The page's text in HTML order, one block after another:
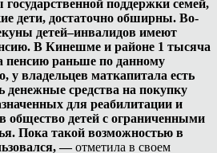
поддержки семей,
дети, достаточно обширны. Во-
детей–инвалидов имеют
В Кинешме и районе 1 тысяча
пенсию раньше по данному
у владельцев маткапитала есть
денежные средства на покупку
для реабилитации и
общество детей с ограниченными
Пока такой возможностью в
—отметила в своем